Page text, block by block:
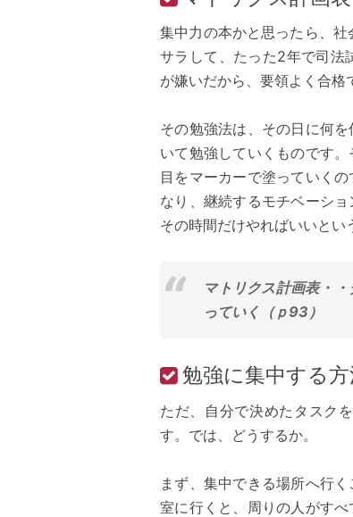
集中力の本かと思ったら、
サラして、たった2年で司法
が嫌いだから、要領よく合格
その勉強法は、その日に何
いて勉強していくものです
目をマーカーで塗っていく
なり、継続するモチベーシ
その時間だけやればいいとい
マトリクス計画表・
っていく（ｐ93）
勉強に集中する
ただ、自分で決めたタスク
す。では、どうするか。
まず、集中できる場所へ行
室に行くと、周りの人がす